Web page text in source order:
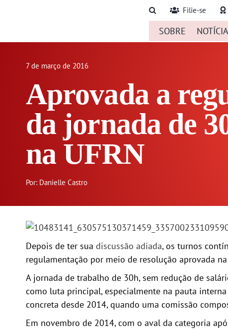
Filie-se
SOBRE
7 de março de 2016
Aprovada a
da jornada de
na UFRN
Por: Danielle Castro
Depois de ter sua discussão adiada, os turnos
regulamentação por meio de resolução aprovada
A jornada de trabalho de 30h, sem redução de
como luta principal, especialmente na pauta
concreta desde 2014, quando uma comissão
Em novembro de 2014, com o aval da categoria